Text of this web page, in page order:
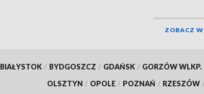
ZOBACZ
BIAŁYSTOK / BYDGOSZCZ / GDAŃSK / GORZÓW WLKP.
OLSZTYN / OPOLE / POZNAŃ / RZESZÓW